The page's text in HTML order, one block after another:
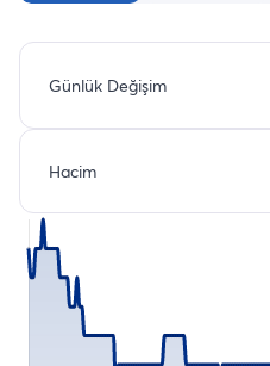
Günlük Değişim
Hacim